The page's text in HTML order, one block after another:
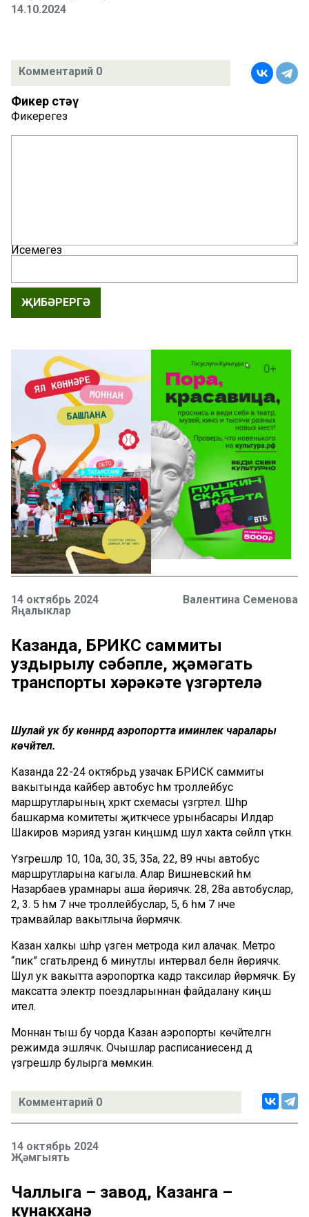
14.10.2024
Комментарий 0
Фикер өстәү
Фикерегез
Исемегез
ҖИБӘРЕРГӘ
14 октябрь 2024
Яңалыклар
Валентина Семенова
Казанда, БРИКС саммиты
уздырылу сәбәпле, җәмәгать
транспорты хәрәкәте үзгәртелә
Шулай ук бу көннәрдә аэропортта иминлек чаралары
көчәйтелә.
Казанда 22-24 октябрьдә узачак БРИСК саммиты
вакытында кайбер автобус һәм троллейбус
маршрутларының хәрәкәт схемасы үзгәртелә. Шәһәр
башкарма комитеты җитәкчесе урынбасары Илдар
Шакиров мэриядә узган киңәшмәдә шул хакта сөйләп үткән.
Үзгәрешләр 10, 10а, 30, 35, 35а, 22, 89 нчы автобус
маршрутларына кагыла. Алар Вишневский һәм
Назарбаев урамнары аша йөриячәк. 28, 28а автобуслар,
2, 3. 5 һәм 7 нче троллейбуслар, 5, 6 һәм 7 нче
трамвайлар вакытлыча йөрмәячәк.
Казан халкы шәһәр үзәгенә метрода килә алачак. Метро
“пик” сәгатьләрендә 6 минутлы интервал белән йөриячәк.
Шул ук вакытта аэропортка кадәр таксилар йөрмәячәк. Бу
максатта электр поездларыннан файдалану киңәш
ителә.
Моннан тыш бу чорда Казан аэропорты көчәйтелгән
режимда эшләячәк. Очышлар расписаниесендә дә
үзгәрешләр булырга мөмкин.
Комментарий 0
14 октябрь 2024
Җәмгыять
Чаллыга – завод, Казанга –
кунакханә